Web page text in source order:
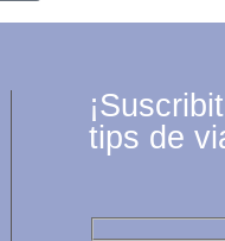
tips de